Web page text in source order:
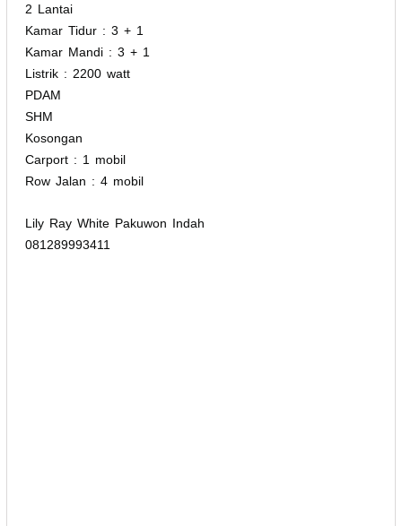
2 Lantai
Kamar Tidur : 3 + 1
Kamar Mandi : 3 + 1
Listrik : 2200 watt
PDAM
SHM
Kosongan
Carport : 1 mobil
Row Jalan : 4 mobil
Lily Ray White Pakuwon Indah
081289993411